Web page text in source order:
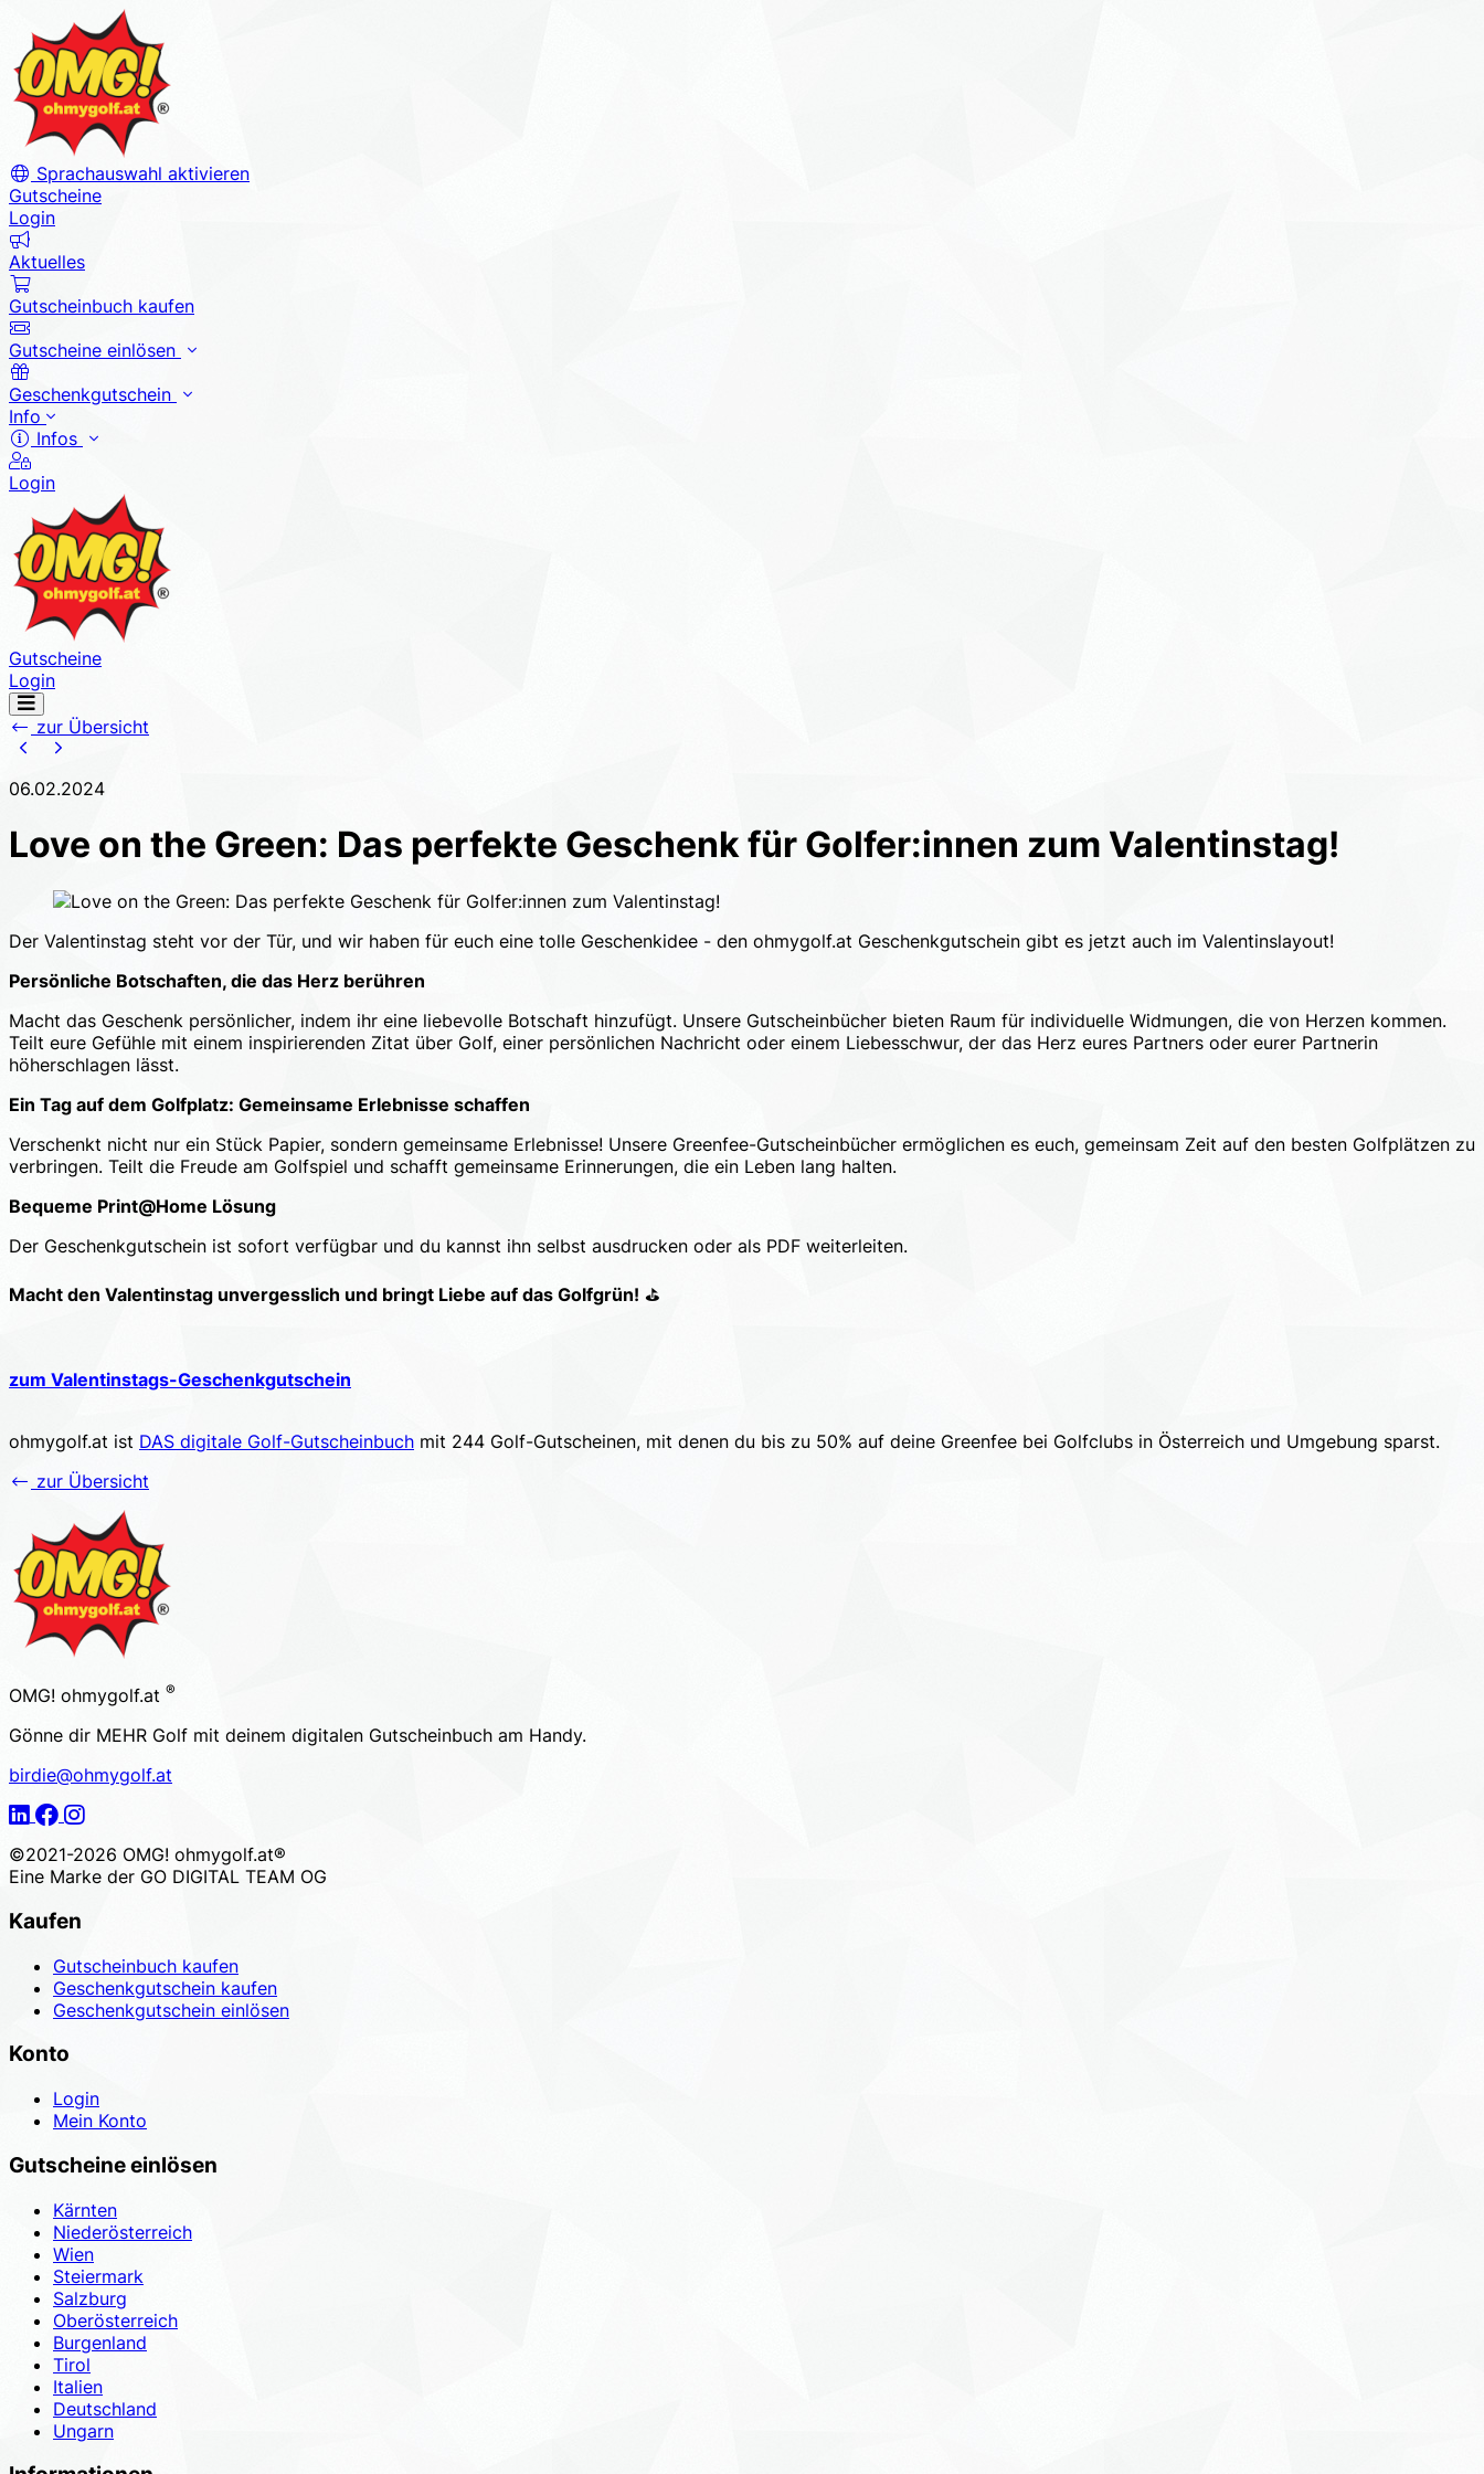
Sprachauswahl aktivieren
Gutscheine
Login
Aktuelles
Gutscheinbuch kaufen
Gutscheine einlösen
Geschenkgutschein
Info
Infos
Login
Gutscheine
Login
Navigation
öffnenzur Übersicht
06.02.2024
Love on the Green: Das perfekte Geschenk für Golfer:innen zum Valentinstag!
Der Valentinstag steht vor der Tür, und wir haben für euch eine tolle Geschenkidee - den ohmygolf.at Geschenkgutschein gibt es jetzt auch im Valentinslayout!
Persönliche Botschaften, die das Herz berühren
Macht das Geschenk persönlicher, indem ihr eine liebevolle Botschaft hinzufügt. Unsere Gutscheinbücher bieten Raum für individuelle Widmungen, die von Herzen kommen.
Teilt eure Gefühle mit einem inspirierenden Zitat über Golf, einer persönlichen Nachricht oder einem Liebesschwur, der das Herz eures Partners oder eurer Partnerin
höherschlagen lässt.
Ein Tag auf dem Golfplatz: Gemeinsame Erlebnisse schaffen
Verschenkt nicht nur ein Stück Papier, sondern gemeinsame Erlebnisse! Unsere Greenfee-Gutscheinbücher ermöglichen es euch, gemeinsam Zeit auf den besten Golfplätzen zu
verbringen. Teilt die Freude am Golfspiel und schafft gemeinsame Erinnerungen, die ein Leben lang halten.
Bequeme Print@Home Lösung
Der Geschenkgutschein ist sofort verfügbar und du kannst ihn selbst ausdrucken oder als PDF weiterleiten.
Macht den Valentinstag unvergesslich und bringt Liebe auf das Golfgrün! ⛳
zum Valentinstags-Geschenkgutschein
ohmygolf.at ist DAS digitale Golf-Gutscheinbuch mit 244 Golf-Gutscheinen, mit denen du bis zu 50% auf deine Greenfee bei Golfclubs in Österreich und Umgebung sparst.
zur Übersicht
Footer
OMG! ohmygolf.at ®
Gönne dir MEHR Golf mit deinem digitalen Gutscheinbuch am Handy.
birdie@ohmygolf.at
LinkedIn
Facebook
Instagram
©2021-2026 OMG! ohmygolf.at®
Eine Marke der GO DIGITAL TEAM OG
Kaufen
Gutscheinbuch kaufen
Geschenkgutschein kaufen
Geschenkgutschein einlösen
Konto
Login
Mein Konto
Gutscheine einlösen
Kärnten
Niederösterreich
Wien
Steiermark
Salzburg
Oberösterreich
Burgenland
Tirol
Italien
Deutschland
Ungarn